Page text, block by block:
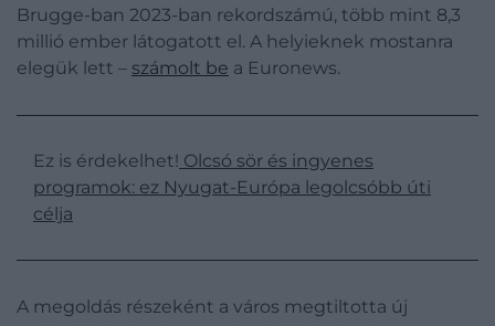
Brugge-ban 2023-ban rekordszámú, több mint 8,3
millió ember látogatott el. A helyieknek mostanra
elegük lett – számolt be a Euronews.
Ez is érdekelhet! Olcsó sör és ingyenes
programok: ez Nyugat-Európa legolcsóbb úti
célja
A megoldás részeként a város megtiltotta új